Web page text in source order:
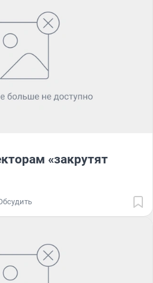
«закрутят